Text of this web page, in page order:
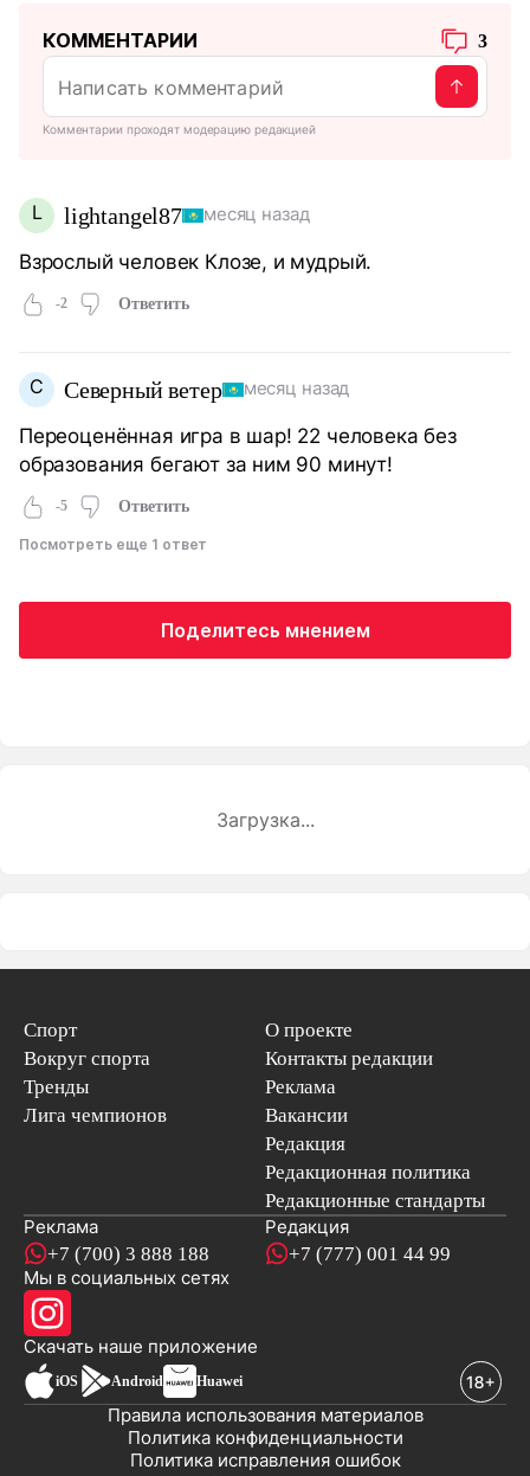
КОММЕНТАРИИ 3
Комментарии проходят модерацию редакцией
L lightangel87 месяц назад
Взрослый человек Клозе, и мудрый.
-2 Ответить
С Северный ветер месяц назад
Переоценённая игра в шар! 22 человека без
образования бегают за ним 90 минут!
-5 Ответить
Посмотреть еще 1 ответ
Поделитесь мнением
Загрузка...
Спорт
Вокруг спорта
Тренды
Лига чемпионов
О проекте
Контакты редакции
Реклама
Вакансии
Редакция
Редакционная политика
Редакционные стандарты
Реклама
+7 (700) 3 888 188
Редакция
+7 (777) 001 44 99
Мы в социальных сетях
Скачать наше приложениеновостей
iOS Android Huawei
Политика исправления ошибок
Политика конфиденциальности
Правила использования материалов